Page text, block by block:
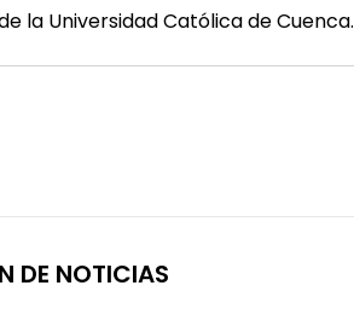
la Universidad Católica de Cuenca.
DE NOTICIAS